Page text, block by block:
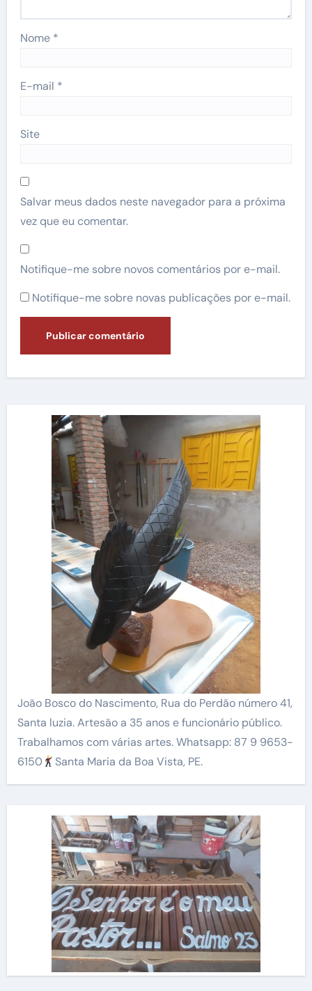
Nome *
E-mail *
Site
Salvar meus dados neste navegador para a próxima
vez que eu comentar.
Notifique-me sobre novos comentários por e-mail.
Notifique-me sobre novas publicações por e-mail.
João Bosco do Nascimento, Rua do Perdão número 41,
Santa luzia. Artesão a 35 anos e funcionário público.
Trabalhamos com várias artes. Whatsapp: 87 9 9653-
6150
Santa Maria da Boa Vista, PE.